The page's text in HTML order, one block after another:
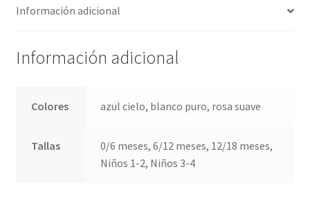
Información adicional
Información adicional
Colores azul cielo, blanco puro, rosa suave
Tallas
0/6 meses, 6/12 meses, 12/18 meses,
Niños 1-2, Niños 3-4